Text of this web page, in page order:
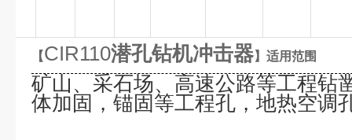
【CIR110潜孔钻机冲击器】适用范围
矿山、采石场、高速公路等工程钻
体加固，锚固等工程孔，地热空调